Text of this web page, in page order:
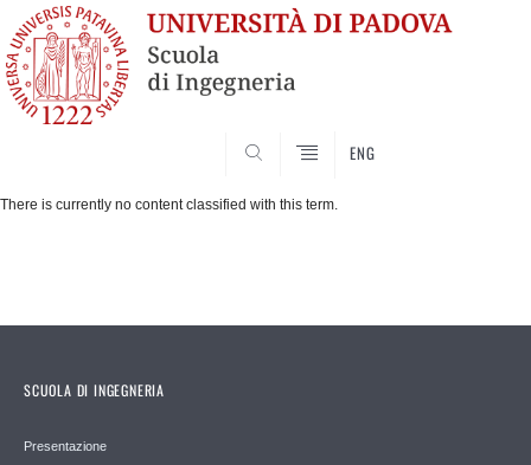
ENG
There is currently no content classified with this term.
SCUOLA DI INGEGNERIA
Presentazione